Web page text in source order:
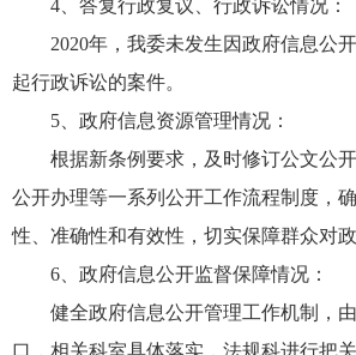
4、答复行政复议、行政诉讼情况：
2020年，我委未发生因政府信息公
起行政诉讼的案件。
5、政府信息资源管理情况：
根据新条例要求，及时修订公文公
公开办理等一系列公开工作流程制度，
性、准确性和有效性，切实保障群众对
6、政府信息公开监督保障情况：
健全政府信息公开管理工作机制，
口，相关科室具体落实，法规科进行把